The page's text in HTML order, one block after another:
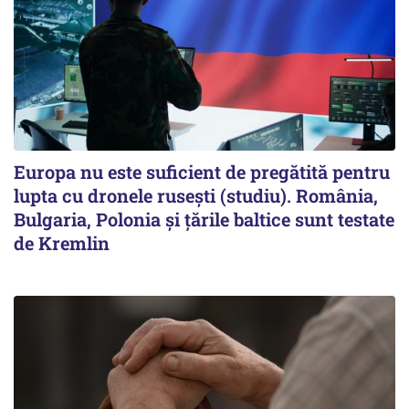
Europa nu este suficient de pregătită pentru
lupta cu dronele rusești (studiu). România,
Bulgaria, Polonia și țările baltice sunt testate
de Kremlin